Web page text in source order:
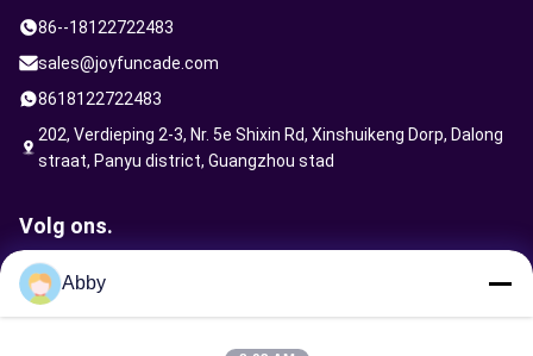
86--18122722483
sales@joyfuncade.com
8618122722483
202, Verdieping 2-3, Nr. 5e Shixin Rd, Xinshuikeng Dorp, Dalong
straat, Panyu district, Guangzhou stad
Volg ons.
Abby